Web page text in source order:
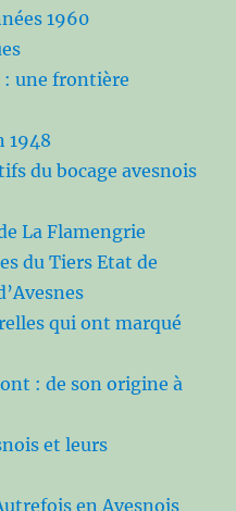
1960
: une frontière
1948
du bocage avesnois
La Flamengrie
du Tiers Etat de
qui ont marqué
: de son origine à
et leurs
en Avesnois